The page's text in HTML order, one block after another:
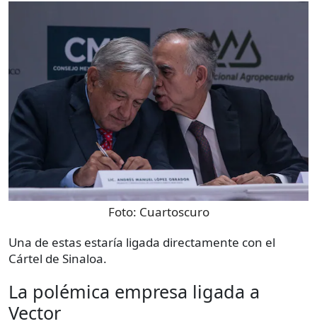
Foto: Cuartoscuro
Una de estas estaría ligada directamente con el
Cártel de Sinaloa.
La polémica empresa ligada a
Vector